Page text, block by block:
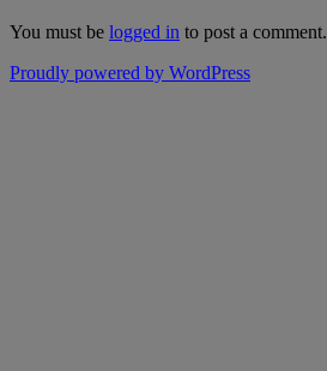
You must be logged in to post a comment.
Proudly powered by WordPress